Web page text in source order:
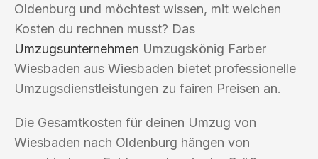
Oldenburg und möchtest wissen, mit welchen
Kosten du rechnen musst? Das
Umzugsunternehmen Umzugskönig Farber
Wiesbaden aus Wiesbaden bietet professionelle
Umzugsdienstleistungen zu fairen Preisen an.
Die Gesamtkosten für deinen Umzug von
Wiesbaden nach Oldenburg hängen von